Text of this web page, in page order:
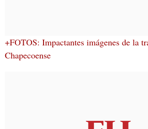
+FOTOS: Impactantes imágenes de la
Chapecoense